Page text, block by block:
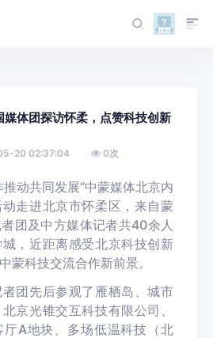
媒体团探访怀柔，点赞科技创新
20 02:37:04 0次
动共同发展”中蒙媒体北京内
走进北京市怀柔区，来自蒙
团及中方媒体记者共40余人
，近距离感受北京科技创新
蒙科技交流合作新前景。
团先后参观了雁栖岛、城市
京光锥交互科技有限公司、
A地块、多场低温科技（北